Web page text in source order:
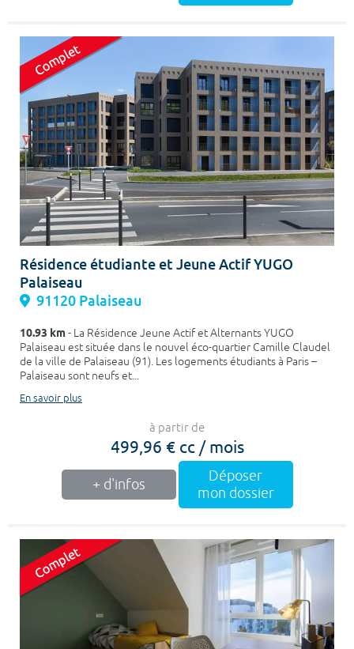
Résidence étudiante et Jeune Actif YUGO
Palaiseau
91120 Palaiseau
10.93 km- La Résidence Jeune Actif et Alternants YUGO
Palaiseau est située dans le nouvel éco-quartier Camille Claudel
de la ville de Palaiseau (91). Les logements étudiants à Paris –
Palaiseau sont neufs et...
En savoir plus
à partir de
499,96 € cc / mois
+ d'infos
Déposer
mon dossier